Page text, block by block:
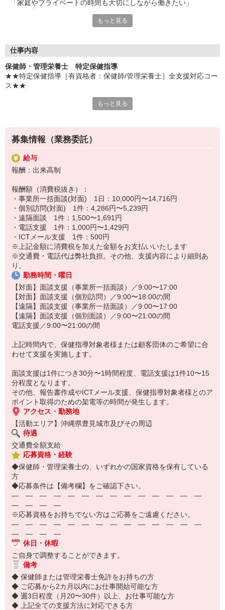
「家庭やプライベートの時間も大切にしながら働きたい」
きます。
ランクのある方でも安心してお仕事をしていただけます！
資格を活かして、人に寄り添い、健康を支援していくお仕事なの
で、きっとやりがいを感じることができますよ！
あなたも新しいお仕事をスタートしてみませんか？
もっと見る
仕事内容
保健師・管理栄養士 特定保健指導
★★特定保健指導［有資格者：保健師/管理栄養士］全支援対応コー
ス★★
健指導を行っていただきます。
■事業所一括面談
指定の会場またはオンラインで半日または終日、保健指導を実施
■個別訪問面談
対象者と相談のうえ日程を決め、訪問またはオンラインで保健指導
■電話・ICTメール支援
継続支援として、対象者が指定する時間帯にお電話、または対象者
が入力した記録を元にレポートをまとめてメールにて保健指導を実
もっと見る
募集情報（業務委託）
給与
報酬：出来高制
報酬額（消費税抜き）：
・事業所一括面談(対面) 1日：10,000円〜14,716円
・個別訪問(対面) 1件：4,286円〜5,239円
・遠隔面談 1件：1,500〜1,691円
・電話支援 1件：1,000円〜1,429円
・ICTメール支援 1件：500円
※上記金額に消費税を加えた金額をお支払いいたします
※交通費・電話代は弊社負担。その他、支援内容により細則あ
り。
勤務時間・曜日
【対面】面談支援（事業所一括面談）／9:00〜17:00
【対面】面談支援（個別訪問）／9:00〜18:00の間
【遠隔】面談支援（事業所一括面談）／9:00〜17:00
【遠隔】面談支援（個別面談）／9:00〜21:00の間
電話支援／9:00〜21:00の間
上記時間内で、保健指導対象者様または顧客団体のご希望に合
わせて支援を実施します。
面談支援は1件につき30分〜1時間程度、電話支援は1件10〜15
分程度となります。
その他、報告書作成やICTメール支援、保健指導対象者様とのア
ポイント取得のための架電等の時間が発生します。
アクセス・勤務地
【活動エリア】沖縄県豊見城市及びその周辺
待遇
交通費全額支給
応募資格・経験
◆保健師・管理栄養士の、いずれかの国家資格を保有している
方
◆応募条件は【備考欄】をご確認下さい。
― ― ― ― ― ― ― ― ― ― ― ― ― ―
― ― ― ―
※応募資格をお持ちでない方はご応募をご遠慮ください。
― ― ― ― ― ― ― ― ― ― ― ― ― ―
― ― ― ―
休日・休暇
ご自身で調整することができます。
備考
◆ 保健師または管理栄養士免許をお持ちの方
◆ ご応募から2カ月以内にお仕事開始可能な方
◆ 週3日程度（月20〜30件）以上、お仕事可能な方
◆ 上記全ての支援方法に対応できる方